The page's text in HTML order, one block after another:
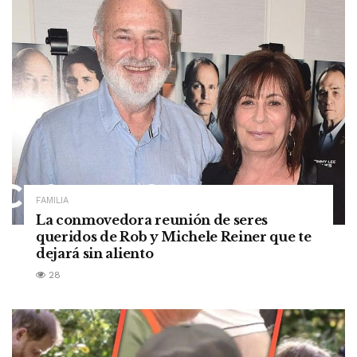
FAMILIA
La conmovedora reunión de seres
queridos de Rob y Michele Reiner que te
dejará sin aliento
28